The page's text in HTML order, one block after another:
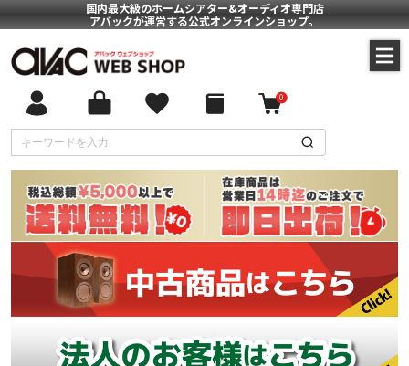
国内最大級のホームシアター&オーディオ専門店
アバックが運営する公式オンラインショップ。
0